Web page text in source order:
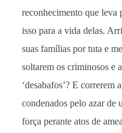
reconhecimento que leva
isso para a vida delas.
suas famílias por tuta e
soltarem os criminosos e
‘desabafos’? E correrem
condenados pelo azar de
força perante atos de